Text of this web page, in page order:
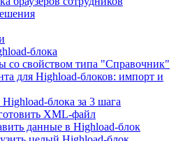
блока
со свойством типа "Справочник"
для Highload-блоков: импорт и
блока за 3 шага
XML-файл
данные в Highload-блок